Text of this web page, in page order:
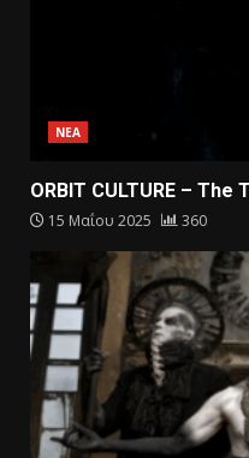
ΝΕΑ
ORBIT CULTURE –
15 Μαΐου 2025 360